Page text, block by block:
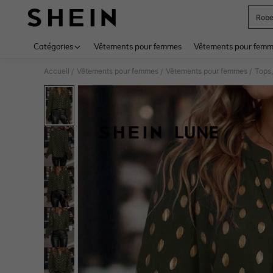
Robe
Catégories Vêtements pour femmes Vêtements pour
Accueil / Vêtements pour femmes / Vêtements pour femmes /